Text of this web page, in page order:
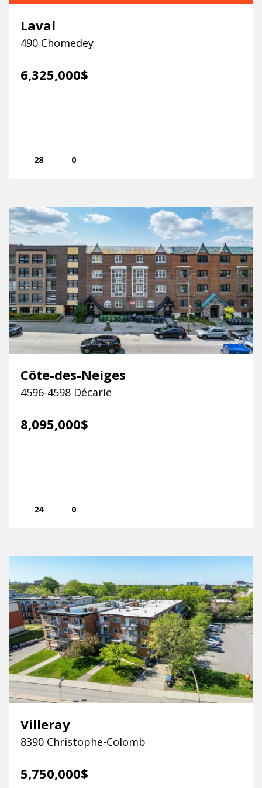
Laval
490 Chomedey
6,325,000$
28 0
Côte-des-Neiges
4596-4598 Décarie
8,095,000$
24 0
Villeray
8390 Christophe-Colomb
5,750,000$